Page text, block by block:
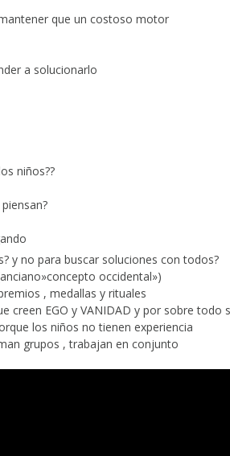
que un costoso motor
a solucionarlo
niños??
y no para buscar soluciones con todos?
occidental»)
, medallas y rituales
creen EGO y VANIDAD y por sobre todo
los niños no tienen experiencia
grupos , trabajan en conjunto